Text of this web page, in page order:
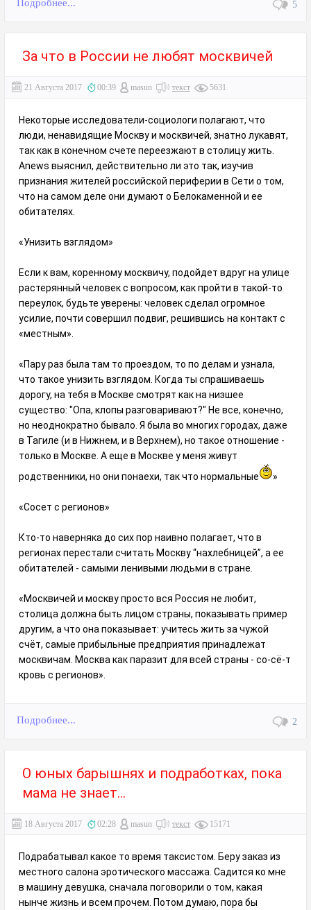
Подробнее... 5
За что в России не любят москвичей
21 Августа 2017 00:39 masun текст 5631
Некоторые исследователи-социологи полагают, что
люди, ненавидящие Москву и москвичей, знатно лукавят,
так как в конечном счете переезжают в столицу жить.
Anews выяснил, действительно ли это так, изучив
признания жителей российской периферии в Сети о том,
что на самом деле они думают о Белокаменной и ее
обитателях.
«Унизить взглядом»
Если к вам, коренному москвичу, подойдет вдруг на улице
растерянный человек с вопросом, как пройти в такой-то
переулок, будьте уверены: человек сделал огромное
усилие, почти совершил подвиг, решившись на контакт с
«местным».
«Пару раз была там то проездом, то по делам и узнала,
что такое унизить взглядом. Когда ты спрашиваешь
дорогу, на тебя в Москве смотрят как на низшее
существо: "Опа, клопы разговаривают?" Не все, конечно,
но неоднократно бывало. Я была во многих городах, даже
в Тагиле (и в Нижнем, и в Верхнем), но такое отношение -
только в Москве. А еще в Москве у меня живут
родственники, но они понаехи, так что нормальные
»
«Сосет с регионов»
Кто-то наверняка до сих пор наивно полагает, что в
регионах перестали считать Москву “нахлебницей”, а ее
обитателей - самыми ленивыми людьми в стране.
«Москвичей и москву просто вся Россия не любит,
столица должна быть лицом страны, показывать пример
другим, а что она показывает: учитесь жить за чужой
счёт, самые прибыльные предприятия принадлежат
москвичам. Москва как паразит для всей страны - со-сё-т
кровь с регионов».
Подробнее... 2
О юных барышнях и подработках, пока
мама не знает...
18 Августа 2017 02:28 masun текст 15171
Подрабатывал какое то время таксистом. Беру заказ из
местного салона эротического массажа. Садится ко мне
в машину девушка, сначала поговорили о том, какая
нынче жизнь и всем прочем. Потом думаю, пора бы